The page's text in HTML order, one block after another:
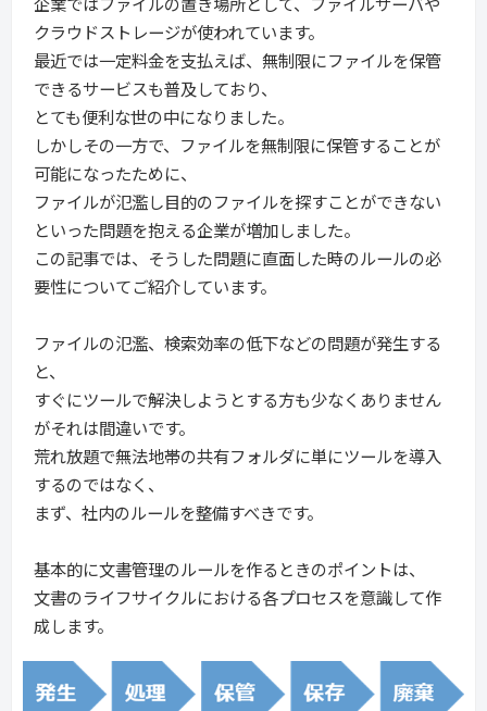
クラウドストレージが使われています。
最近では一定料金を支払えば、無制限にファイルを保管
できるサービスも普及しており、
とても便利な世の中になりました。
しかしその一方で、ファイルを無制限に保管することが
可能になったために、
ファイルが氾濫し目的のファイルを探すことができない
といった問題を抱える企業が増加しました。
この記事では、そうした問題に直面した時のルールの必
要性についてご紹介しています。
ファイルの氾濫、検索効率の低下などの問題が発生する
と、
すぐにツールで解決しようとする方も少なくありません
がそれは間違いです。
荒れ放題で無法地帯の共有フォルダに単にツールを導入
するのではなく、
まず、社内のルールを整備すべきです。
基本的に文書管理のルールを作るときのポイントは、
文書のライフサイクルにおける各プロセスを意識して作
成します。